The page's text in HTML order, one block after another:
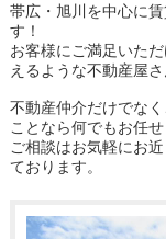
帯広・旭川を中心に
す！
お客様にご満足いた
えるような不動産屋
不動産仲介だけでな
ことなら何でもお任せ
ご相談はお気軽にお
ております。